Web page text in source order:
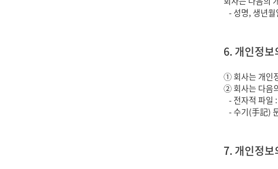
- 성명, 생년
6. 개인정보
① 회사는 개인
② 회사는 다음
- 전자적 파일
- 수기(手記)
7. 개인정보